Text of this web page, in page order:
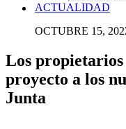
ACTUALIDAD
OCTUBRE 15,
Los
proyecto a los
Junta